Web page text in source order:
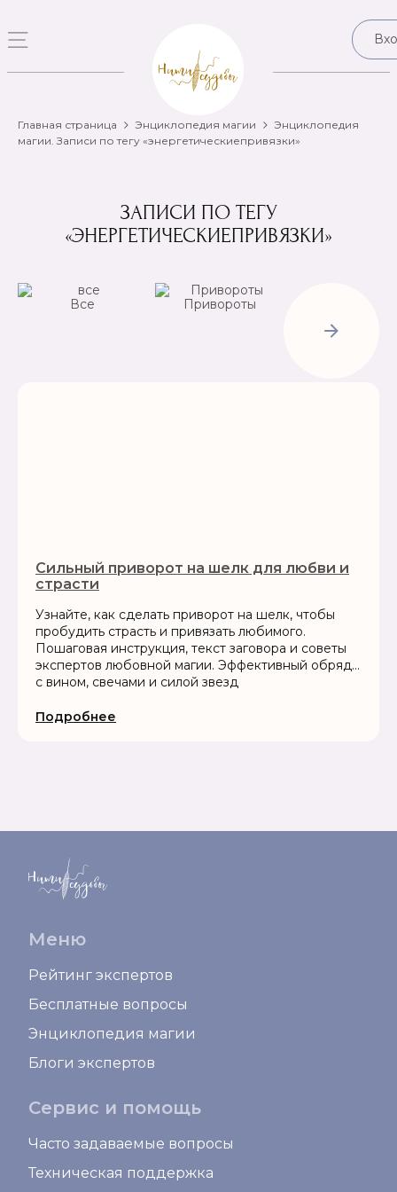
Главная страница Энциклопедия магии
Энциклопедия
магии. Записи по тегу «энергетическиепривязки»
ЗАПИСИ ПО ТЕГУ
«ЭНЕРГЕТИЧЕСКИЕПРИВЯЗКИ»
Все
Привороты
Рассорки
Сильный приворот на шелк для любви и
страсти
Узнайте, как сделать приворот на шелк, чтобы
пробудить страсть и привязать любимого.
Пошаговая инструкция, текст заговора и советы
экспертов любовной магии. Эффективный обряд
с вином, свечами и силой звезд
Подробнее
Меню
Рейтинг экспертов
Бесплатные вопросы
Энциклопедия магии
Блоги экспертов
Сервис и помощь
Часто задаваемые вопросы
Техническая поддержка